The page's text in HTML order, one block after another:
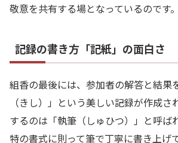
敬意を共有する場となっているのです。
記録の書き方「記紙」の面白さ
組香の最後には、参加者の解答と結果
（きし）」という美しい記録が作成さ
するのは「執筆（しゅひつ）」と呼ば
特の書式に則って筆で丁寧に書き上げ